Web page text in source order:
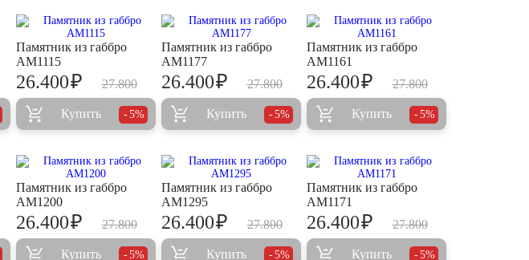
Памятник из габбро
AM1115
27.800
26.400₽
Купить 5%
Памятник из габбро
AM1177
27.800
26.400₽
Купить 5%
Памятник из габбро
AM1161
27.800
26.400₽
Купить 5%
Памятник из габбро
AM1200
27.800
26.400₽
Купить 5%
Памятник из габбро
AM1295
27.800
26.400₽
Купить 5%
Памятник из габбро
AM1171
27.800
26.400₽
Купить 5%